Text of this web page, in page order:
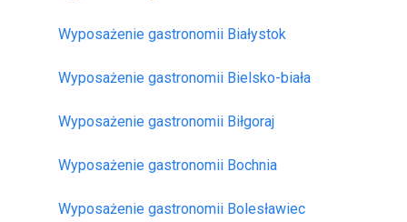
Wyposażenie gastronomii Białystok
Wyposażenie gastronomii Bielsko-biała
Wyposażenie gastronomii Biłgoraj
Wyposażenie gastronomii Bochnia
Wyposażenie gastronomii Bolesławiec